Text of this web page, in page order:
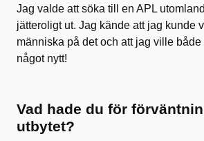
Jag valde att söka till en APL
jätteroligt ut. Jag kände att jag kunde
människa på det och att jag ville både
något nytt!
Vad hade du för
utbytet?